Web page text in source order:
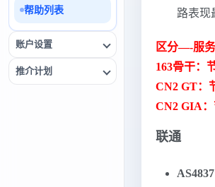
帮助列表
账户设置
推介计划
路表现
区分—-服
163骨干：
CN2 GT：
CN2 GIA：
联通
AS4837